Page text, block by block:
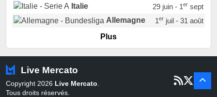
Italie
29 juin - 1ersept
Allemagne
1erjuil - 31 août
Portugal
Pays-Bas
22 juin - 2 sept
Belgique
juil - 31
Plus
Live Mercato
Copyright 2026 Live Mercato
Tous droits réservés.